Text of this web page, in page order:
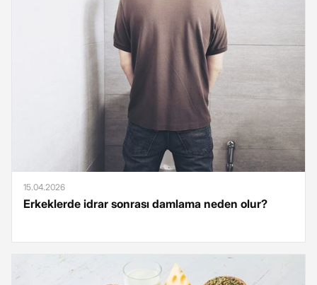
15.04.2026
Erkeklerde idrar sonrası damlama neden olur?